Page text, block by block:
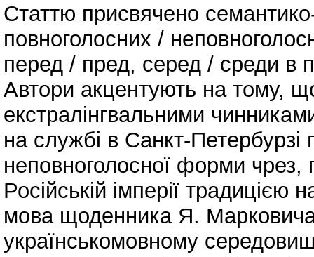
Статтю присвячено
повноголосних /
перед / пред, серед / среди в
Автори акцентують на тому,
екстралінгвальними
на службі в Санкт-
неповноголосної форми чрез,
Російській імперії традицією
мова щоденника Я.
українськомовному